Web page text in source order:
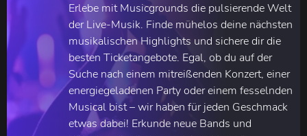
Erlebe mit Musicgrounds die pulsierende Welt
der Live-Musik. Finde mühelos deine nächsten
musikalischen Highlights und sichere dir die
besten Ticketangebote. Egal, ob du auf der
Suche nach einem mitreißenden Konzert, einer
energiegeladenen Party oder einem fesselnden
Musical bist – wir haben für jeden Geschmack
etwas dabei! Erkunde neue Bands und